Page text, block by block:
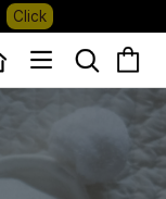
Click
Down